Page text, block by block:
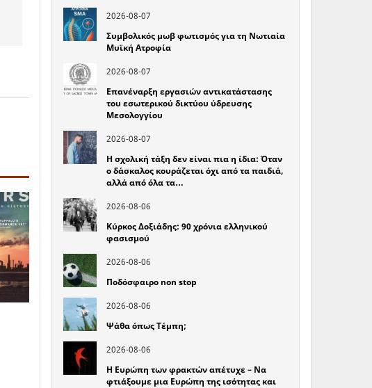
2026-08-07
Συμβολικός μωβ φωτισμός για τη Νωτιαία
Μυϊκή Ατροφία
2026-08-07
Επανέναρξη εργασιών αντικατάστασης
του εσωτερικού δικτύου ύδρευσης
Μεσολογγίου
2026-08-07
Η σχολική τάξη δεν είναι πια η ίδια: Όταν
ο δάσκαλος κουράζεται όχι από τα παιδιά,
αλλά από όλα τα…
2026-08-06
Κύρκος Δοξιάδης: 90 χρόνια ελληνικού
φασισμού
2026-08-06
Ποδόσφαιρο non stop
2026-08-06
Ψάθα όπως Τέμπη;
2026-08-06
Η Ευρώπη των φρακτών απέτυχε – Να
φτιάξουμε μια Ευρώπη της ισότητας και